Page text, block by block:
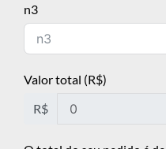
n3
Valor total (R$)
R$